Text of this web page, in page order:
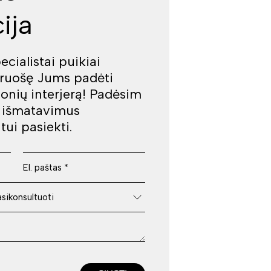
puikiai
Jums padėti
interjerą! Padėsim
pasiekti.